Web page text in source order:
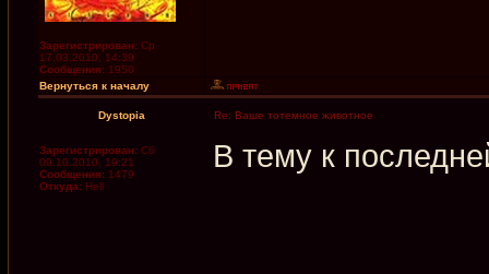
Зарегистрирован: Ср
17.03.2010, 14:39
Сообщения: 1950
Вернуться к началу
Dystopia Re: Ваше тотемное животное
Зарегистрирован: Сб
09.10.2010, 19:21
Сообщения: 1479
Откуда: Hell
В тему к